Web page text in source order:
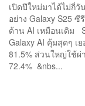
เปิดปีใหม่มาได้ไม่กี่วั
อย่าง Galaxy S25
ด้าน AI เหมือนเดิม
Galaxy AI คุ้มสุดๆ เ
81.5% ส่วนใหญ่ใช้ผ่
72.4% &nbs...